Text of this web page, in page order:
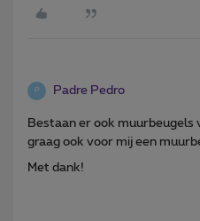
P Padre Pedro
Bestaan er ook muurbeugels
graag ook voor mij een
Met dank!